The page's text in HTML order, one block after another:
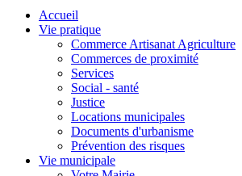
Accueil
Vie pratique
Commerce Artisanat Agriculture
Commerces de proximité
Services
Social - santé
Justice
Locations municipales
Documents d'urbanisme
Prévention des risques
Vie municipale